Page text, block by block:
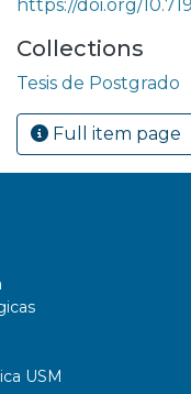
https://doi.org/
Collections
Tesis de Postgrado
Full item page
USM